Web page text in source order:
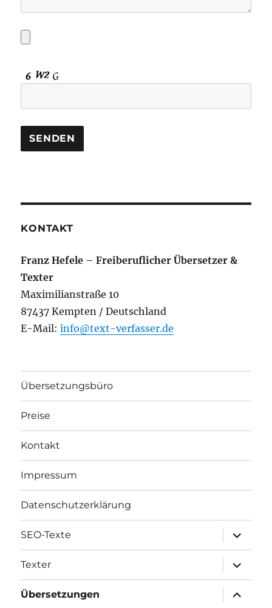
KONTAKT
Franz Hefele – Freiberuflicher Übersetzer &
Texter
Maximilianstraße 10
87437 Kempten / Deutschland
E-Mail:info@text-verfasser.de
Übersetzungsbüro
Preise
Kontakt
Impressum
Datenschutzerklärung
SEO-Texte
öffnen
Texter
öffnen
Übersetzungen
öffnen